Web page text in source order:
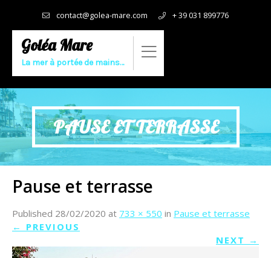
contact@golea-mare.com + 39 031 899776
Goléa Mare
La mer à portée de mains…
PAUSE ET TERRASSE
Pause et terrasse
Published 28/02/2020 at 733 × 550 in Pause et terrasse
← PREVIOUS
NEXT →